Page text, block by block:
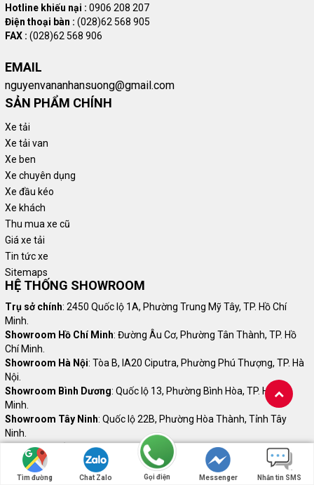
Hotline khiếu nại : 0906 208 207
Điện thoại bàn : (028)62 568 905
FAX : (028)62 568 906
EMAIL
nguyenvananhansuong@gmail.com
SẢN PHẨM CHÍNH
Xe tải
Xe tải van
Xe ben
Xe chuyên dụng
Xe đầu kéo
Xe khách
Thu mua xe cũ
Giá xe tải
Tin tức xe
Sitemaps
HỆ THỐNG SHOWROOM
Trụ sở chính: 2450 Quốc lộ 1A, Phường Trung Mỹ Tây, TP. Hồ Chí
Minh.
Showroom Hồ Chí Minh: Đường Âu Cơ, Phường Tân Thành, TP. Hồ
Chí Minh.
Showroom Hà Nội: Tòa B, IA20 Ciputra, Phường Phú Thượng, TP. Hà
Nội.
Showroom Bình Dương: Quốc lộ 13, Phường Bình Hòa, TP. Hồ Chí
Minh.
Showroom Tây Ninh: Quốc lộ 22B, Phường Hòa Thành, Tỉnh Tây
Ninh.
Showroom Đồng Nai: Đường Võ Nguyên Giáp, KP Tân Cang, Phường
Phước Tân, Tỉnh Đồng Nai.
Showroom Long An: Quốc lộ 1A, Ấp 2, Xã Bình Đức, Tỉnh Tây Ninh.
Tìm đường Chat Zalo Gọi điện Messenger Nhắn tin SMS